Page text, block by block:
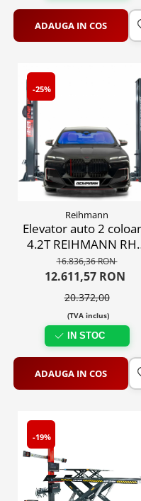
ADAUGA IN COS
-25%
Reihmann
Elevator auto 2
4.2T REIHMANN
242 PRO profesional,
220V/380V
16.836,36 RON
12.611,57 RON
20.372,00
(TVA inclus)
IN STOC
ADAUGA IN COS
-19%